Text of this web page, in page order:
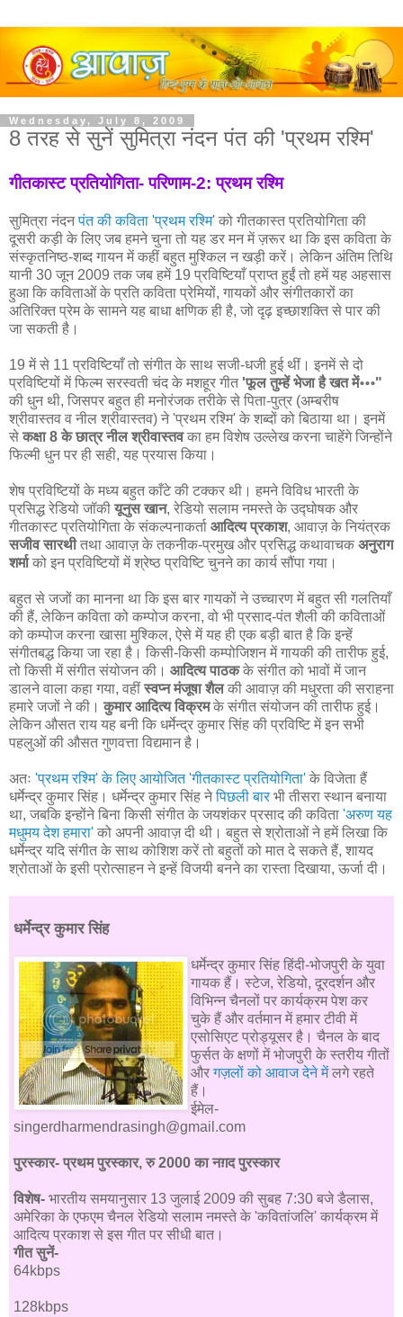
Wednesday, July 8, 2009
8 तरह से सुनें सुमित्रा नंदन पंत की 'प्रथम रश्मि'
गीतकास्ट प्रतियोगिता- परिणाम-2: प्रथम रश्मि
सुमित्रा नंदनपंत की कविता 'प्रथम रश्मि' को गीतकास्त प्रतियोगिता की
दूसरी कड़ी के लिए जब हमने चुना तो यह डर मन में ज़रूर था कि इस कविता के
संस्कृतनिष्ठ-शब्द गायन में कहीं बहुत मुश्किल न खड़ी करें। लेकिन अंतिम तिथि
यानी 30 जून 2009 तक जब हमें 19 प्रविष्टियाँ प्राप्त हुईं तो हमें यह अहसास
हुआ कि कविताओं के प्रति कविता प्रेमियों, गायकों और संगीतकारों का
अतिरिक्त प्रेम के सामने यह बाधा क्षणिक ही है, जो दृढ़ इच्छाशक्ति से पार की
जा सकती है।
19 में से 11 प्रविष्टियाँ तो संगीत के साथ सजी-धजी हुई थीं। इनमें से दो
प्रविष्टियों में फिल्म सरस्वती चंद के मशहूर गीत 'फूल तुम्हें भेजा है खत में॰॰॰"
की धुन थी, जिसपर बहुत ही मनोरंजक तरीके से पिता-पुत्र (अम्बरीष
श्रीवास्तव व नील श्रीवास्तव) ने 'प्रथम रश्मि' के शब्दों को बिठाया था। इनमें
सेकक्षा 8 के छात्र नील श्रीवास्तवका हम विशेष उल्लेख करना चाहेंगे जिन्होंने
फिल्मी धुन पर ही सही, यह प्रयास किया।
शेष प्रविष्टियों के मध्य बहुत काँटे की टक्कर थी। हमने विविध भारती के
प्रसिद्ध रेडियो जॉकीयूनुस खान, रेडियो सलाम नमस्ते के उद्‍घोषक और
गीतकास्ट प्रतियोगिता के संकल्पनाकर्ता आदित्य प्रकाश, आवाज़ के नियंत्रक
सजीव सारथीतथा आवाज़ के तकनीक-प्रमुख और प्रसिद्ध कथावाचक अनुराग
शर्माको इन प्रविष्टियों में श्रेष्ठ प्रविष्टि चुनने का कार्य सौंपा गया।
बहुत से जजों का मानना था कि इस बार गायकों ने उच्चारण में बहुत सी गलतियाँ
की हैं, लेकिन कविता को कम्पोज करना, वो भी प्रसाद-पंत शैली की कविताओं
को कम्पोज करना खासा मुश्किल, ऐसे में यह ही एक बड़ी बात है कि इन्हें
संगीतबद्ध किया जा रहा है। किसी-किसी कम्पोजिशन में गायकी की तारीफ हुई,
तो किसी में संगीत संयोजन की। आदित्य पाठकके संगीत को भावों में जान
डालने वाला कहा गया, वहींस्वप्न मंजूषा शैलकी आवाज़ की मधुरता की सराहना
हमारे जजों ने की।कुमार आदित्य विक्रमके संगीत संयोजन की तारीफ हुई।
लेकिन औसत राय यह बनी कि धर्मेन्द्र कुमार सिंह की प्रविष्टि में इन सभी
पहलुओं की औसत गुणवत्ता विद्यमान है।
अतः 'प्रथम रश्मि' के लिए आयोजित 'गीतकास्ट प्रतियोगिता' के विजेता हैं
धर्मेन्द्र कुमार सिंह। धर्मेन्द्र कुमार सिंह नेपिछली बार भी तीसरा स्थान बनाया
था, जबकि इन्होंने बिना किसी संगीत के जयशंकर प्रसाद की कविता 'अरुण यह
मधुमय देश हमारा' को अपनी आवाज़ दी थी। बहुत से श्रोताओं ने हमें लिखा कि
धर्मेन्द्र यदि संगीत के साथ कोशिश करें तो बहुतों को मात दे सकते हैं, शायद
श्रोताओं के इसी प्रोत्साहन ने इन्हें विजयी बनने का रास्ता दिखाया, ऊर्जा दी।
धर्मेन्द्र कुमार सिंह
धर्मेन्द्र कुमार सिंह हिंदी-भोजपुरी के युवा
गायक हैं। स्टेज, रेडियो, दूरदर्शन और
विभिन्न चैनलों पर कार्यक्रम पेश कर
चुके हैं और वर्तमान में हमार टीवी में
एसोसिएट प्रोड्यूसर है। चैनल के बाद
फुर्सत के क्षणों में भोजपुरी के स्तरीय गीतों
औरगज़लों को आवाज देने मेंलगे रहते
हैं।
ईमेल-
singerdharmendrasingh@gmail.com
पुरस्कार- प्रथम पुरस्कार, रु 2000 का नग़द पुरस्कार
विशेष- भारतीय समयानुसार 13 जुलाई 2009 की सुबह 7:30 बजे डैलास,
अमेरिका के एफएम चैनल रेडियो सलाम नमस्ते के 'कवितांजलि' कार्यक्रम में
आदित्य प्रकाश से इस गीत पर सीधी बात।
गीत सुनें-
64kbps
128kbps